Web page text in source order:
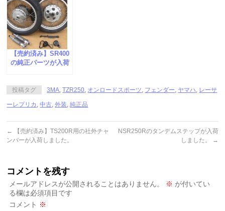
【売約済み】SR400
の純正パーツが入荷
投稿タグ 3MA,TZR250, オンロードスポーツ, フェンダー, ヤマハ, レーサ
ーレプリカ ,中古,外装,純正品
←
【売約済み】TS200R用の社外チャ
ンバーが入荷しました。
NSR250Rのタンデムステップが入荷
しました。
→
コメントを残す
メールアドレスが公開されることはありません。 ※ が付いてい
る欄は必須項目です
コメント ※